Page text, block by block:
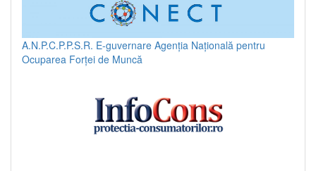
A.N.P.C.P.P.S.R. E-guvernare Agenția Națională pentru
Ocuparea Forței de Muncă